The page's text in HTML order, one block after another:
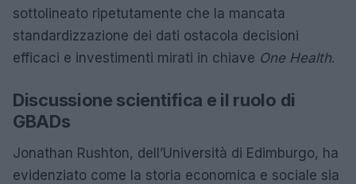
sottolineato ripetutamente che la mancata
standardizzazione dei dati ostacola decisioni
efficaci e investimenti mirati in chiave One Health.
Discussione scientifica e il ruolo di
GBADs
Jonathan Rushton, dell’Università di Edimburgo, ha
evidenziato come la storia economica e sociale sia